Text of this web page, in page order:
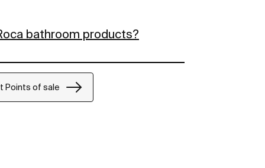
bathroom products?
Points of sale